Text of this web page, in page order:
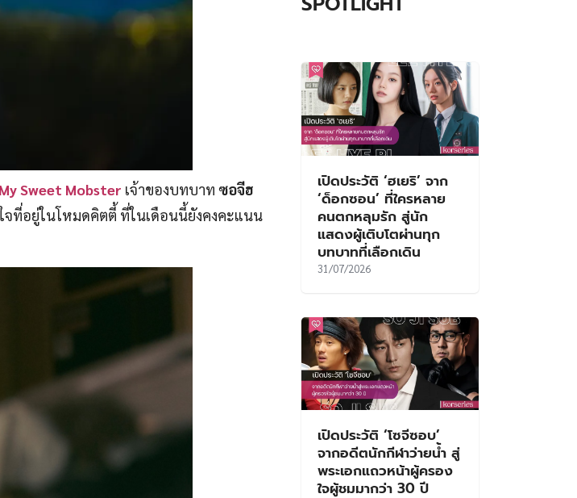
My Sweet Mobster เจ้าของบทบาท ซอจีฮ
ที่อยู่ในโหมดคิตตี้ ที่ในเดือนนี้ยังคงคะแนน
เปิดประวัติ ‘ฮเยริ’ จาก
‘ด็อกซอน’ ที่ใครหลาย
คนตกหลุมรัก สู่นัก
แสดงผู้เติบโตผ่านทุก
บทบาทที่เลือกเดิน
31/07/2026
เปิดประวัติ ‘โซจีซอบ’
จากอดีตนักกีฬาว่ายน้ำ สู่
พระเอกแถวหน้าผู้ครอง
ใจผู้ชมมากว่า 30 ปี